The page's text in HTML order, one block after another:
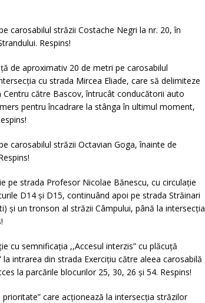
carosabilul străzii Costache Negri la nr. 20, în
Respins!
de aproximativ 20 de metri pe carosabilul
cu strada Mircea Eliade, care să delimiteze
Centru către Bascov, întrucât conducătorii auto
pentru încadrare la stânga în ultimul moment,
carosabilul străzii Octavian Goga, înainte de
pe strada Profesor Nicolae Bănescu, cu circulație
D14 și D15, continuând apoi pe strada Străinari
și un tronson al străzii Câmpului, până la intersecția
cu semnificația ,,Accesul interzis” cu plăcuță
intrarea din strada Exercițiu către aleea carosabilă
la parcările blocurilor 25, 30, 26 și 54. Respins!
care acționează la intersecția străzilor